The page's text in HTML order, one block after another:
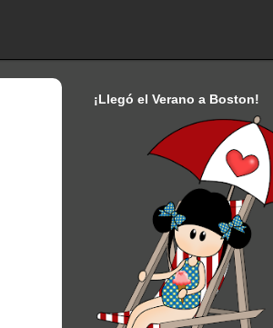
¡Llegó el Verano a Boston!